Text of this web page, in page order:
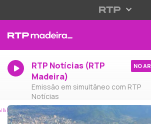
RTP Notícias (RTP
Madeira)
Emissão em simultâneo com RTP
Notícias
NO AR